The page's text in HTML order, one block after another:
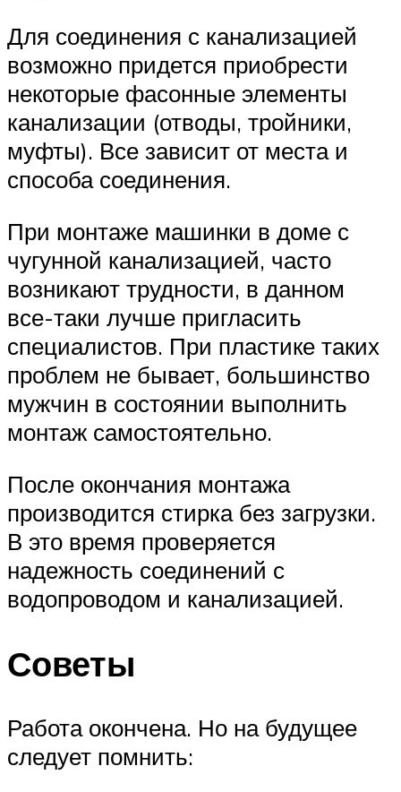
Для соединения с канализацией
возможно придется приобрести
некоторые фасонные элементы
канализации (отводы, тройники,
муфты). Все зависит от места и
способа соединения.
При монтаже машинки в доме с
чугунной канализацией, часто
возникают трудности, в данном
все-таки лучше пригласить
специалистов. При пластике таких
проблем не бывает, большинство
мужчин в состоянии выполнить
монтаж самостоятельно.
После окончания монтажа
производится стирка без загрузки.
В это время проверяется
надежность соединений с
водопроводом и канализацией.
Советы
Работа окончена. Но на будущее
следует помнить: